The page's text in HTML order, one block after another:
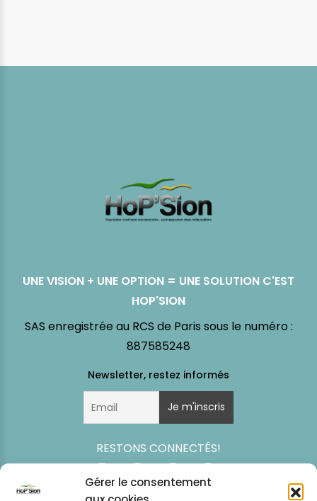
Gérer le consentement
UNE VISION + UNE OPTION = UNE SOLUTION C'EST
HOP'SION
SAS enregistrée au RCS de Paris sous le numéro :
887585248
RESTONS CONNECTÉS!